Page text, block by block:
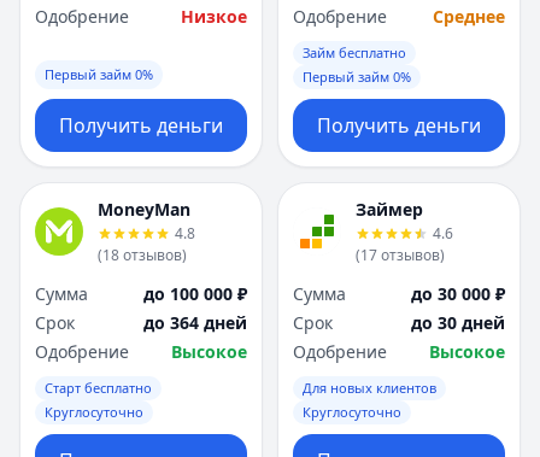
Одобрение
Низкое
Первый займ 0%
Получить деньги
Одобрение
Среднее
Займ бесплатно
Первый займ 0%
Получить деньги
MoneyMan
4.8
(18отзывов)
Сумма
до 100 000 ₽
Срок
до 364 дней
Одобрение
Высокое
Старт бесплатно
Круглосуточно
Займер
4.6
(17отзывов)
Сумма
до 30 000 ₽
Срок
до 30 дней
Одобрение
Высокое
Для новых клиентов
Круглосуточно